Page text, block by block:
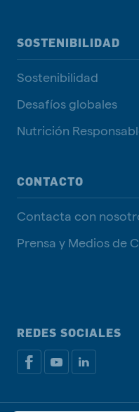
SOSTENIBILIDAD
Sostenibilidad
Desafíos globales
Nutrición
CONTACTO
Contacta con
Prensa y Medios de
REDES SOCIALES